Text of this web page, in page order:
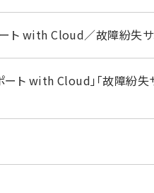
ト with Cloud／故障紛失
ート with Cloud」「故障